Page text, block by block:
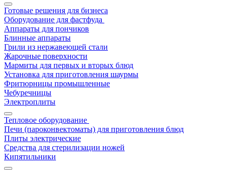
Готовые решения для бизнеса
Оборудование для фастфуда
Аппараты для пончиков
Блинные аппараты
Грили из нержавеющей стали
Жарочные поверхности
Мармиты для первых и вторых блюд
Установка для приготовления шаурмы
Фритюрницы промышленные
Чебуречницы
Электроплиты
Тепловое оборудование
Печи (пароконвектоматы) для приготовления блюд
Плиты электрические
Средства для стерилизации ножей
Кипятильники